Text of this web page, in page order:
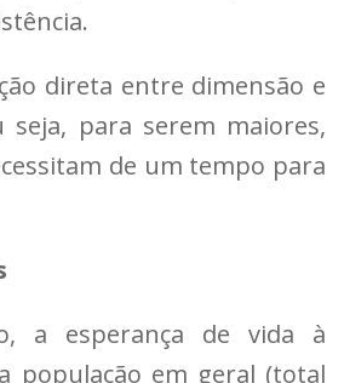
direta entre dimensão e
seja, para serem maiores,
de um tempo para
a esperança de vida à
população em geral (total